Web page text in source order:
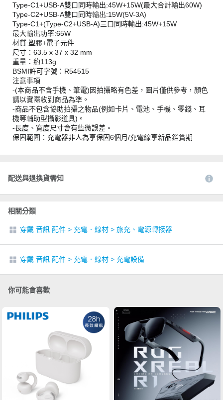
Type-C1+USB-A雙口同時輸出:45W+15W(最大合計輸出60W)
Type-C2+USB-A雙口同時輸出:15W(5V-3A)
Type-C1+(Type-C2+USB-A)三口同時輸出:45W+15W
最大輸出功率:65W
材質:塑膠+電子元件
尺寸：63.5 x 37 x 32 mm
重量：約113g
BSMI許可字號：R54515
注意事項
-(本商品不含手機、筆電)因拍攝略有色差，圖片僅供參考，顏色
請以實際收到商品為準。
-商品不包含協助拍攝之物品(例如卡片、電池、手機、零錢、耳
機等輔助型攝影道具)。
-長度、寬度尺寸會有些微誤差。
保固範圍：充電器非人為享保固6個月/充電線享新品鑑賞期
配送與退換貨需知
相關分類
穿戴 音訊 配件 > 充電．線材 > 旅充、電源轉接器
穿戴 音訊 配件 > 充電．線材 > 充電設備
你可能會喜歡